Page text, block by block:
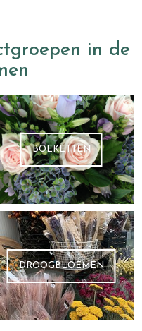
in de
BOEKETTEN
DROOGBLOEMEN